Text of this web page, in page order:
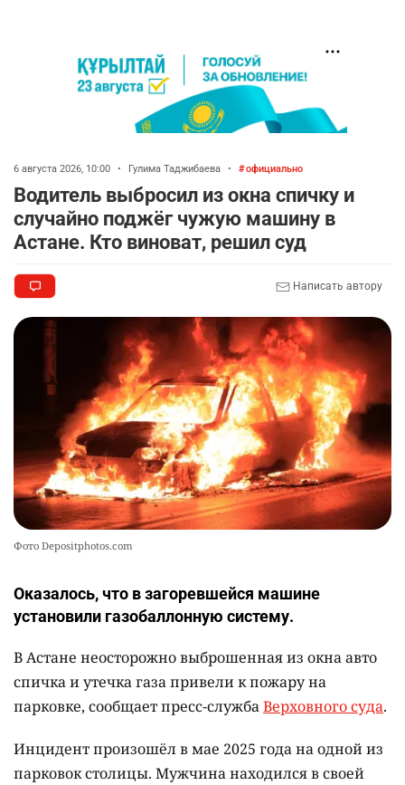
6 августа 2026, 10:00 • Гулима Таджибаева • официально
Водитель выбросил из окна спичку и
случайно поджёг чужую машину в
Астане. Кто виноват, решил суд
Написать автору
Фото Depositphotos.com
Оказалось, что в загоревшейся машине
установили газобаллонную систему.
В Астане неосторожно выброшенная из окна авто
спичка и утечка газа привели к пожару на
парковке, сообщает пресс-службаВерховного суда.
Инцидент произошёл в мае 2025 года на одной из
парковок столицы. Мужчина находился в своей